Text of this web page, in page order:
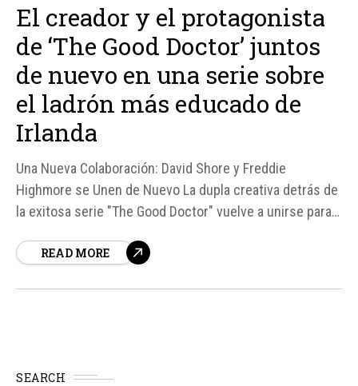
El creador y el protagonista
de ‘The Good Doctor’ juntos
de nuevo en una serie sobre
el ladrón más educado de
Irlanda
Una Nueva Colaboración: David Shore y Freddie
Highmore se Unen de Nuevo La dupla creativa detrás de
la exitosa serie "The Good Doctor" vuelve a unirse para
Hurt You". Después de siete temporadas trabajando
READ MORE
SEARCH